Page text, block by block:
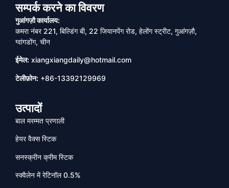
सम्पर्क करने का विवरण
गुआंगज़ौ कार्यालय:
कमरा नंबर 221, बिल्डिंग बी, 22 जियानपेंग रोड, हेलोंग स्ट्रीट, गुआंगज़ौ,
ग्वांगडोंग, चीन
ईमेल: xiangxiangdaily@hotmail.com
टेलीफ़ोन: +86-13392129969
उत्पादों
बाल मरम्मत प्रणाली
हेयर वैक्स स्टिक
सनस्क्रीन क्रीम स्टिक
स्क्वैलेन में रेटिनॉल 0.5%